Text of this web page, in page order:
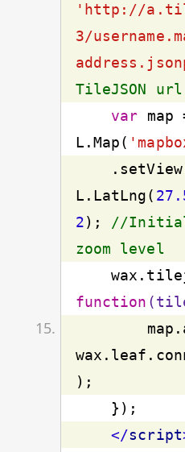
'http://
3/
TileJSON url
var map
L.Map(
L.LatLng(
2); //Initial
zoom level
function
</script